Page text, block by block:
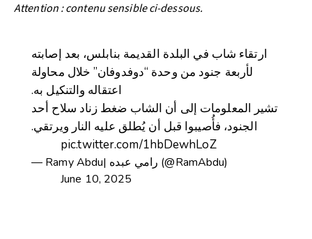
Attention : contenu sensible ci-dessous.
ارتقاء شاب في البلدة القديمة بنابلس، بعد إصابته
لأربعة جنود من وحدة “دوفدوفان” خلال محاولة
اعتقاله والتنكيل به.
تشير المعلومات إلى أن الشاب ضغط زناد سلاح أحد
الجنود، فأُصيبوا قبل أن يُطلق عليه النار ويرتقي.
pic.twitter.com/1hbDewhLoZ
— Ramy Abdu| رامي عبده (@RamAbdu)
June 10, 2025